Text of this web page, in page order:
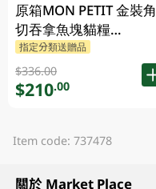
原箱MON PETIT 金裝角
切吞拿魚塊貓糧
24X85GM
指定分類送贈品
$336.00
$210.00
Item code: 737478
關於 Market Place